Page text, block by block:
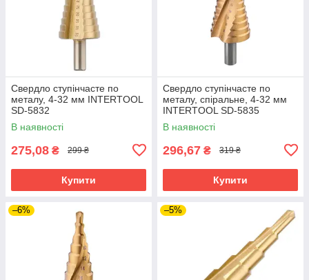
Свердло ступінчасте по
металу, 4-32 мм INTERTOOL
SD-5832
В наявності
275,08 ₴ 299 ₴
Купити
Свердло ступінчасте по
металу, спіральне, 4-32 мм
INTERTOOL SD-5835
В наявності
296,67 ₴ 319 ₴
Купити
–6% –5%